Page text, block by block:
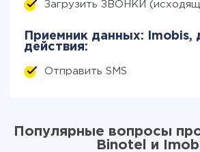
Загрузить ЗВОНКИ
Приемник данных: Imobis,
действия:
Отправить SMS
Популярные вопросы
Binotel и